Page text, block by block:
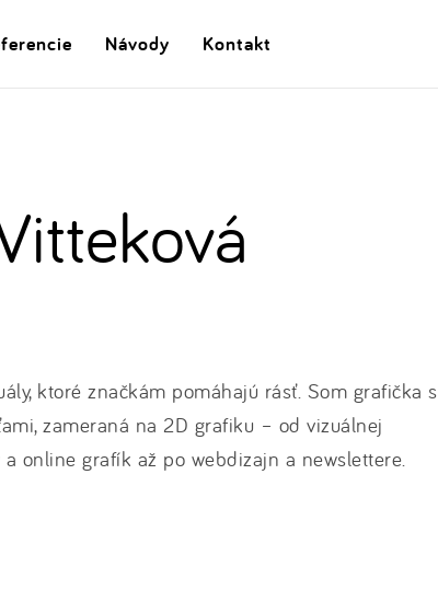
Návody Kontakt
ktoré značkám pomáhajú rásť. Som grafička s
zameraná na 2D grafiku – od vizuálnej
online grafík až po webdizajn a newslettere.